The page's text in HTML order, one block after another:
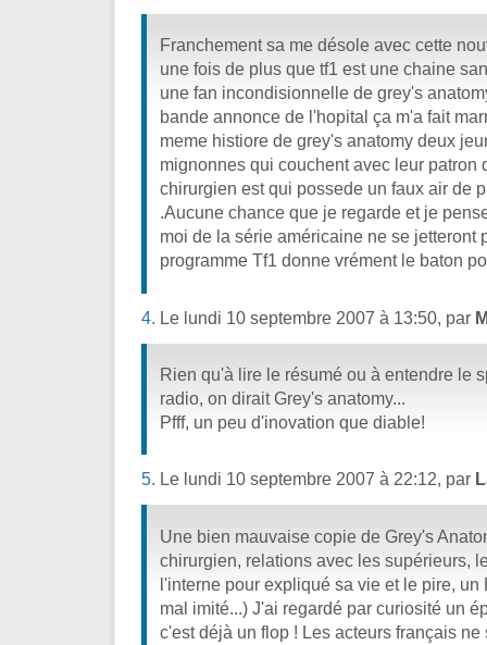
Franchement sa me désole avec cette
une fois de plus que tf1 est une chaine
une fan incondisionnelle de grey's
bande annonce de l'hopital ça m'a fait
meme histiore de grey's anatomy deux
mignonnes qui couchent avec leur patron
chirurgien est qui possede un faux air de
.Aucune chance que je regarde et je
moi de la série américaine ne se jetteront
programme Tf1 donne vrément le baton
4. Le lundi 10 septembre 2007 à 13:50, par
Rien qu'à lire le résumé ou à entendre le
radio, on dirait Grey's anatomy...
Pfff, un peu d'inovation que diable!
5. Le lundi 10 septembre 2007 à 22:12, par
Une bien mauvaise copie de Grey's
chirurgien, relations avec les supérieurs,
l'interne pour expliqué sa vie et le pire,
mal imité...) J'ai regardé par curiosité un
c'est déjà un flop ! Les acteurs français